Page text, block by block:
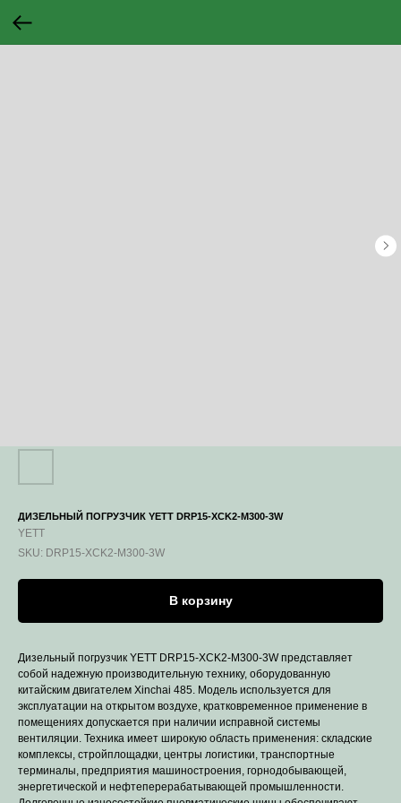
ДИЗЕЛЬНЫЙ ПОГРУЗЧИК YETT DRP15-XCK2-M300-3W
YETT
SKU: DRP15-XCK2-M300-3W
В корзину
Дизельный погрузчик YETT DRP15-XCK2-M300-3W представляет
собой надежную производительную технику, оборудованную
китайским двигателем Xinchai 485. Модель используется для
эксплуатации на открытом воздухе, кратковременное применение в
помещениях допускается при наличии исправной системы
вентиляции. Техника имеет широкую область применения: складские
комплексы, стройплощадки, центры логистики, транспортные
терминалы, предприятия машиностроения, горнодобывающей,
энергетической и нефтеперерабатывающей промышленности.